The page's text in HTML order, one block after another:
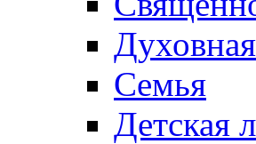
Семья
Детская